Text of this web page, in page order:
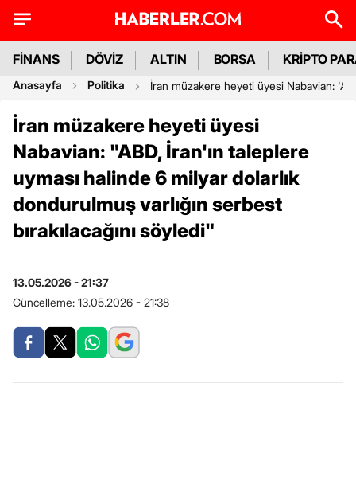
FİNANS DÖVİZ ALTIN BORSA KRİPTO
Anasayfa Politika İran müzakere heyeti üyesi Nabavian:
İran müzakere heyeti üyesi
Nabavian: "ABD, İran'ın taleplere
uyması halinde 6 milyar dolarlık
dondurulmuş varlığın serbest
bırakılacağını söyledi"
13.05.2026 - 21:37
Güncelleme: 13.05.2026 - 21:38